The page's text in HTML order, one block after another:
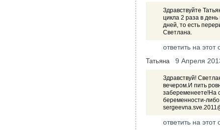
Здравствуйте
цикла 2 раза в
дней, то есть
Светлана.
ответить на этот
Татьяна 9 Апреля
Здравствуй!
вечером.И пить
забеременеете!На
беременности-
ответить на этот